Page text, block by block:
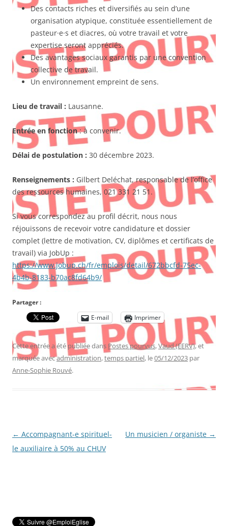
Des contacts riches et diversifiés au sein d’une
organisation atypique, constituée essentiellement de
pasteur·e·s et diacres, où votre travail et votre
expertise seront appréciés.
Des avantages sociaux garantis par une convention
collective de travail.
Un environnement empreint de sens.
Lieu de travail : Lausanne.
Entrée en fonction: à convenir.
Délai de postulation : 30 décembre 2023.
Renseignements : Gilbert Deléchat, responsable de l’office
des ressources humaines, 021 331 21 51.
Si vous correspondez au profil décrit, nous nous
réjouissons de recevoir votre candidature et dossier
complet (lettre de motivation, CV, diplômes et certificats de
travail) via JobUp :
https://www.jobup.ch/fr/emplois/detail/672bbcfd-75ec-
4b4b-8183-b70ac8fd64b9/
Partager :
E-mail
Imprimer
Cette entrée a été publiée dans Postes pourvus,Vaud (EERV), et
marquée avecadministration,temps partiel, le05/12/2023 par
Anne-Sophie Rouvé.
Navigation
des
← Accompagnant-e spirituel-
le auxiliaire à 50% au CHUV
Un musicien / organiste →